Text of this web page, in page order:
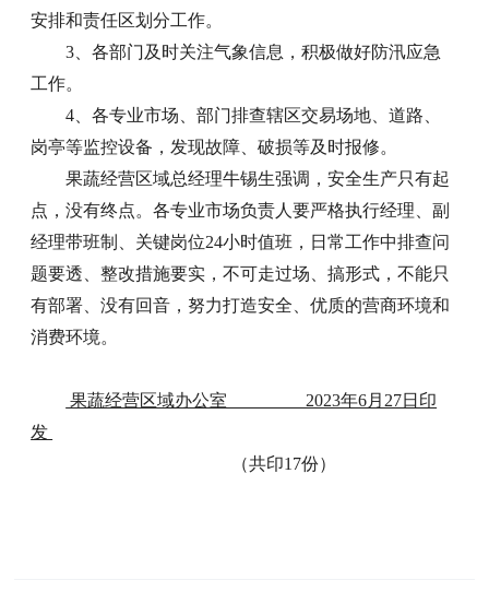
安排和责任区划分工作。
3、各部门及时关注气象信息，积极做好防汛应急
工作。
4、各专业市场、部门排查辖区交易场地、道路、
岗亭等监控设备，发现故障、破损等及时报修。
果蔬经营区域总经理牛锡生强调，安全生产只有起
点，没有终点。各专业市场负责人要严格执行经理、副
经理带班制、关键岗位24小时值班，日常工作中排查问
题要透、整改措施要实，不可走过场、搞形式，不能只
有部署、没有回音，努力打造安全、优质的营商环境和
消费环境。
果蔬经营区域办公室 2023年6月27日印
发
（共印17份）